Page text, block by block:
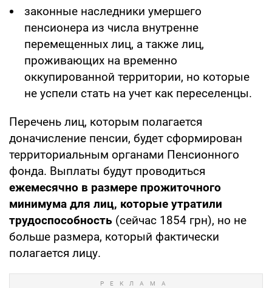
законные наследники умершего
пенсионера из числа внутренне
перемещенных лиц, а также лиц,
проживающих на временно
оккупированной территории, но которые
не успели стать на учет как переселенцы.
Перечень лиц, которым полагается
доначисление пенсии, будет сформирован
территориальным органами Пенсионного
фонда. Выплаты будут проводиться
ежемесячно в размере прожиточного
минимума для лиц, которые утратили
трудоспособность (сейчас 1854 грн), но не
больше размера, который фактически
полагается лицу.